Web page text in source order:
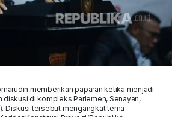
memberikan paparan ketika menjadi
diskusi di kompleks Parlemen, Senayan,
Diskusi tersebut mengangkat tema